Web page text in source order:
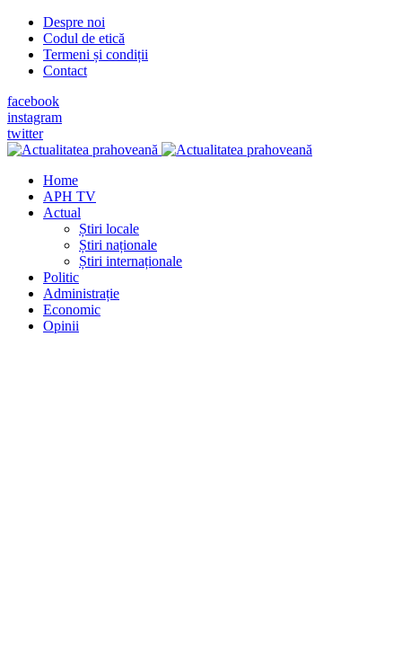
Despre noi
Codul de etică
Termeni și condiții
Contact
facebook
instagram
twitter
Home
APH TV
Actual
Știri locale
Știri naționale
Știri internaționale
Politic
Administrație
Economic
Opinii